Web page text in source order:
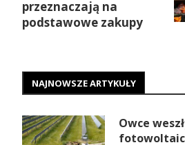
przeznaczają na
podstawowe zakupy
NAJNOWSZE ARTYKUŁY
Owce